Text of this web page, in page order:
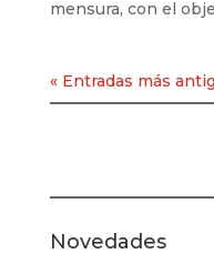
mensura, con el
« Entradas más
Novedades